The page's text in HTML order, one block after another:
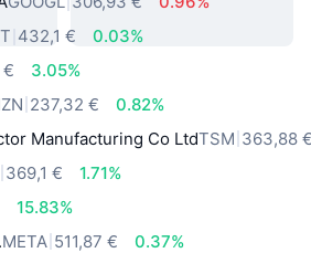
432,1 €
0.03%
€
3.05%
237,32 €
0.82%
Manufacturing Co LtdTSM 363,88
369,1 €
1.71%
15.83%
META 511,87 €
0.37%